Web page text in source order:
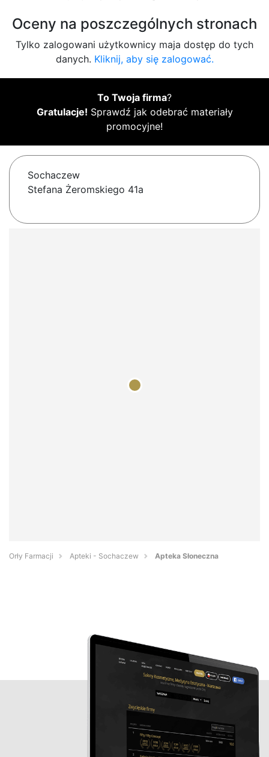
Oceny na poszczególnych stronach
Tylko zalogowani użytkownicy maja dostęp do tych
danych. Kliknij, aby się zalogować.
To Twoja firma?
Gratulacje! Sprawdź jak odebrać materiały
promocyjne!
Sochaczew
Stefana Żeromskiego 41a
Orły Farmacji Apteki - Sochaczew Apteka Słoneczna